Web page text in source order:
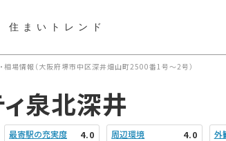
住まいトレンド
相場情報（大阪府堺市中区深井畑山町2500番1号〜2号）
泉北深井
最寄駅の充実度 4.0 周辺環境 4.0 外